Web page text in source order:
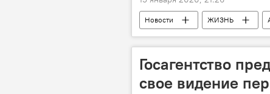
Новости ЖИЗНЬ
Управление мусульман Кавказа
Госагентство
свое видение